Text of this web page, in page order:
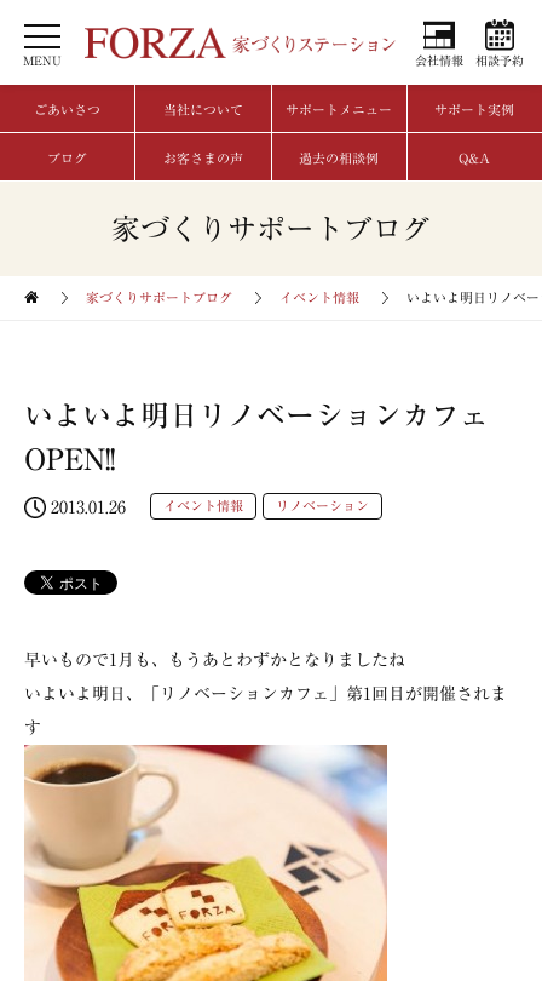
会社情報 相談予約
MENU
ごあいさつ 当社について サポートメニュー サポート実例
ブログ お客さまの声 過去の相談例 Q&A
家づくりサポートブログ
家づくりサポートブログ イベント情報 いよいよ明日リノベ
いよいよ明日リノベーションカフェ
OPEN!!
2013.01.26 イベント情報 リノベーション
早いもので1月も、もうあとわずかとなりましたね
いよいよ明日、「リノベーションカフェ」第1回目が開催されま
す